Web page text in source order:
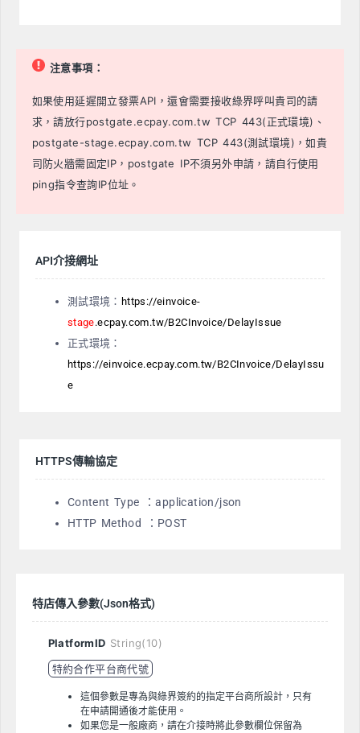
注意事項：
如果使用延遲開立發票API，還會需要接收綠界呼叫貴司的請
求，請放行postgate.ecpay.com.tw TCP 443(正式環境)、
postgate-stage.ecpay.com.tw TCP 443(測試環境)，如貴
司防火牆需固定IP，postgate IP不須另外申請，請自行使用
ping指令查詢IP位址。
API介接網址
測試環境： https://einvoice-
stage.ecpay.com.tw/B2CInvoice/DelayIssue
正式環境：
https://einvoice.ecpay.com.tw/B2CInvoice/DelayIssu
e
HTTPS傳輸協定
Content Type ：application/json
HTTP Method ：POST
特店傳入參數(Json格式)
PlatformID String(10)
特約合作平台商代號
這個參數是專為與綠界簽約的指定平台商所設計，只有
在申請開通後才能使用。
如果您是一般廠商，請在介接時將此參數欄位保留為